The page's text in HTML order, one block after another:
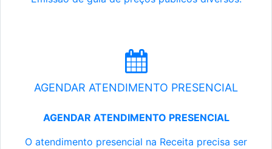
AGENDAR ATENDIMENTO PRESENCIAL
AGENDAR ATENDIMENTO PRESENCIAL
O atendimento presencial na Receita precisa ser